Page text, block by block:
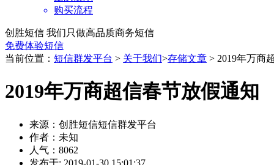
购买流程
创胜短信 我们只做高品质商务短信
免费体验短信
当前位置： 短信群发平台 > 关于我们>存储文章 > 2019年万商
2019年万商超信春节放假通知
来源：创胜短信短信群发平台
作者：未知
人气：8062
发布于: 2019-01-30 15:01:37